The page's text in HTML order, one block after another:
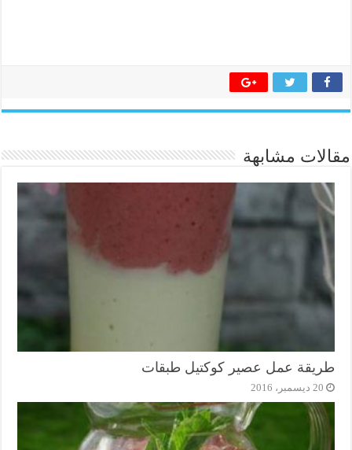
مقالات مشابهة
طريقة عمل عصير كوكتيل طبقات
20 ديسمبر، 2016